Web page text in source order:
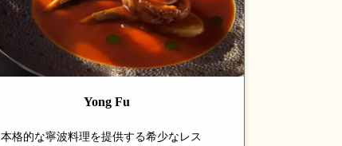
Yong Fu
本格的な寧波料理を提供する希少なレス